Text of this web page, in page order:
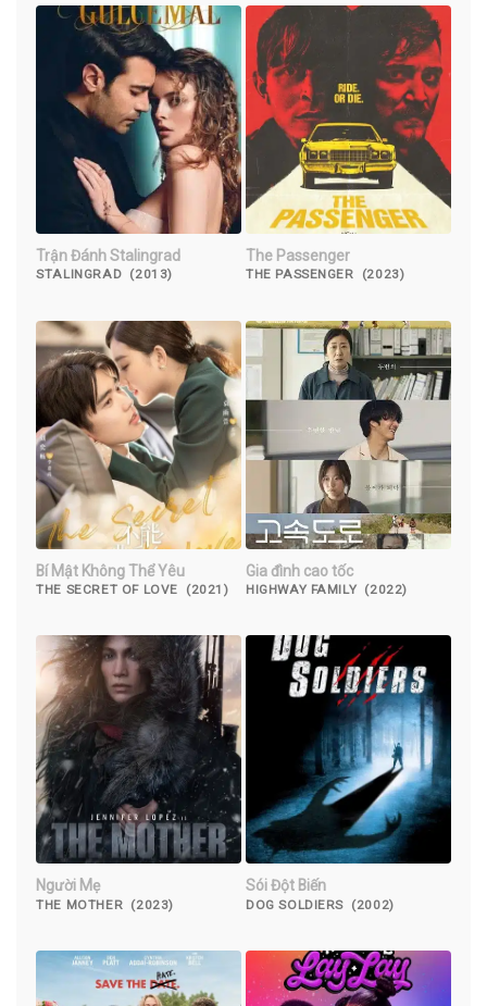
Trận Đánh Stalingrad
STALINGRAD (2013)
The Passenger
THE PASSENGER (2023)
Bí Mật Không Thể Yêu
THE SECRET OF LOVE (2021)
Gia đình cao tốc
HIGHWAY FAMILY (2022)
Người Mẹ
THE MOTHER (2023)
Sói Đột Biến
DOG SOLDIERS (2002)